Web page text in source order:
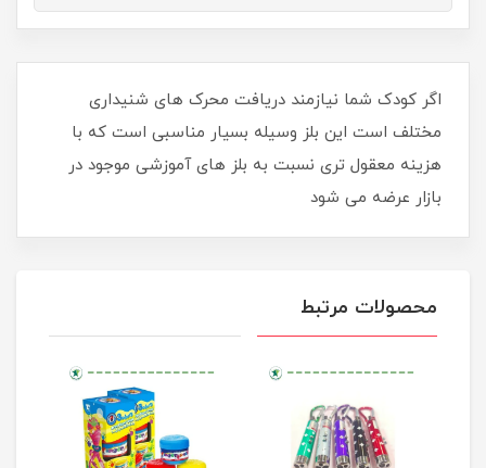
اگر کودک شما نیازمند دریافت محرک های شنیداری
مختلف است این بلز وسیله بسیار مناسبی است که با
هزینه معقول تری نسبت به بلز های آموزشی موجود در
بازار عرضه می شود
محصولات مرتبط